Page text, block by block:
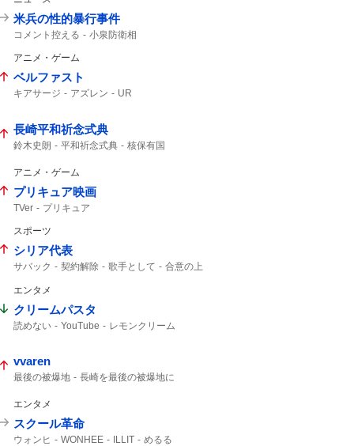
米兵の性的暴行事件
コメント控える 小泉防衛相
アニメ・ゲーム
ベルファスト
キアサージ アズレン UR
長崎平和祈念式典
鈴木史朗 平和祈念式典
核保有国
アニメ・ゲーム
プリキュア映画
TVer プリキュア
スポーツ
シリア代表
サバック 契約解除 歌手として
合意の上
エンタメ
クリームパスタ
読めない YouTube レモンクリーム
vvaren
最後の被爆地 長崎を最後の被爆地に
エンタメ
スクール革命
ウォンヒ WONHEE ILLIT めるる